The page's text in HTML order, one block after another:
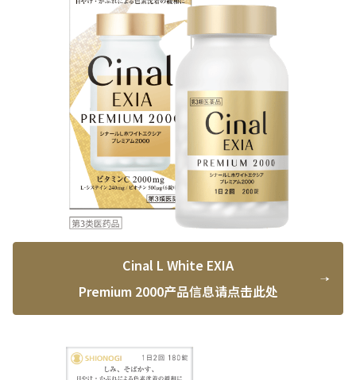
Cinal L White EXIA
Premium 2000产品信息请点击此处​